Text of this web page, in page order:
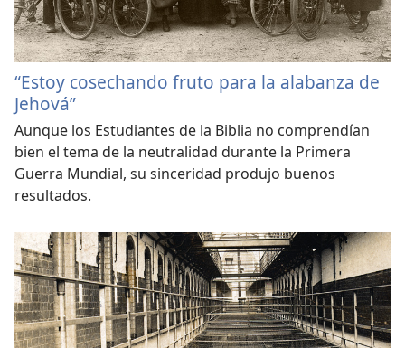
“Estoy cosechando fruto para la alabanza de
Jehová”
Aunque los Estudiantes de la Biblia no comprendían
bien el tema de la neutralidad durante la Primera
Guerra Mundial, su sinceridad produjo buenos
resultados.